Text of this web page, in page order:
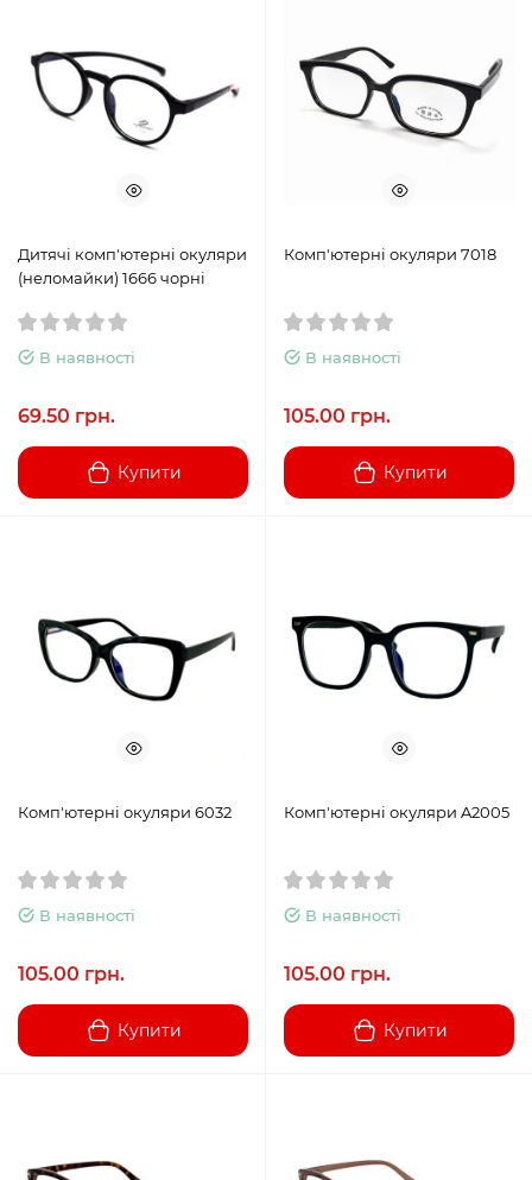
Дитячі комп'ютерні окуляри
(неломайки) 1666 чорні
В наявності
69.50 грн.
Купити
Комп'ютерні окуляри 7018
В наявності
105.00 грн.
Купити
Комп'ютерні окуляри 6032
В наявності
105.00 грн.
Купити
Комп'ютерні окуляри A2005
В наявності
105.00 грн.
Купити